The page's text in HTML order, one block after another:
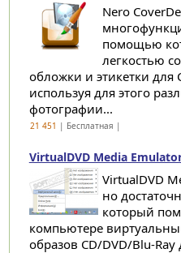
Nero
помощью
легкостью
обложки и этикетки для
используя для этого
фотографии...
21 451 | Бесплатная |
VirtualDVD Media
VirtualDVD
но
который
компьютере
образов CD/DVD/Blu-Ray